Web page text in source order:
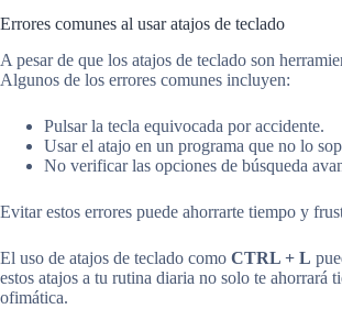
Errores comunes al usar atajos de teclado
A pesar de que los atajos de teclado son
Algunos de los errores comunes incluyen:
Pulsar la tecla equivocada por accidente.
Usar el atajo en un programa que no lo
No verificar las opciones de búsqueda
Evitar estos errores puede ahorrarte tiempo y
El uso de atajos de teclado como CTRL + L
estos atajos a tu rutina diaria no solo te ahorrará
ofimática.